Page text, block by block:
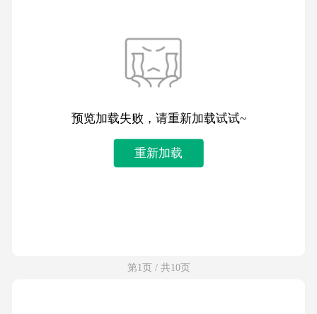
预览加载失败，请重新加载试试~
重新加载
第1页 / 共10页